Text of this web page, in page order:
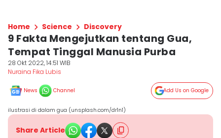
Home Science Discovery
9 Fakta Mengejutkan tentang Gua,
Tempat Tinggal Manusia Purba
28 Okt 2022, 14:51 WIB
Nuraina Fika Lubis
News Channel Add Us on Google
ilustrasi di dalam gua (unsplash.com/dr1n1)
Share Article